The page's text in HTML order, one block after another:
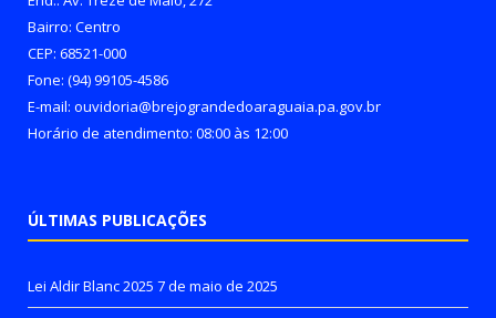
Bairro: Centro
CEP: 68521-000
Fone: (94) 99105-4586
E-mail: ouvidoria@brejograndedoaraguaia.pa.gov.br
Horário de atendimento: 08:00 às 12:00
ÚLTIMAS PUBLICAÇÕES
Lei Aldir Blanc 2025 7 de maio de 2025